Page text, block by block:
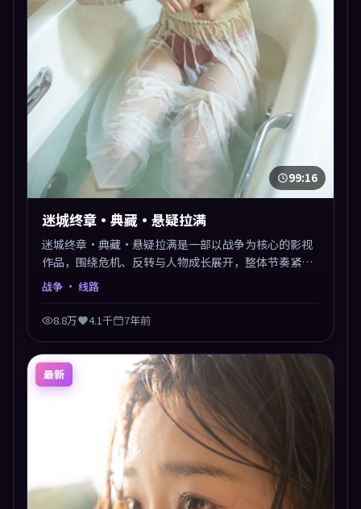
99:16
迷城终章·典藏·悬疑拉满
迷城终章·典藏·悬疑拉满是一部以战争为核心的影视
作品，围绕危机、反转与人物成长展开，整体节奏紧
凑，值得推荐观看。
战争 · 线路
8.8万 4.1千 7年前
最新